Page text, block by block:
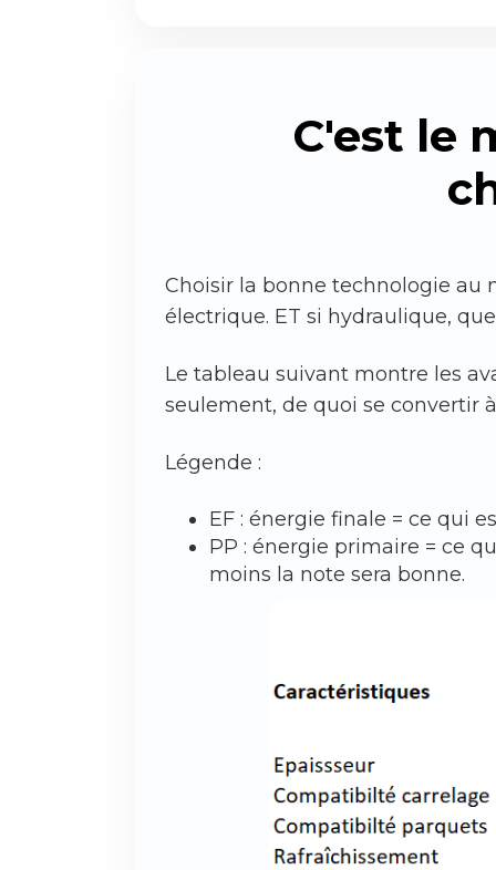
C'est le
Choisir la bonne technologie
électrique. ET si hydraulique,
Le tableau suivant montre les
seulement, de quoi se convertir
Légende :
EF : énergie finale = ce qui
PP : énergie primaire = ce
moins la note sera bonne.